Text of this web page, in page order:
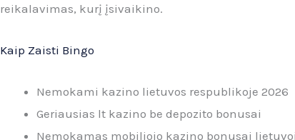
reikalavimas, kurį įsivaikino.
Kaip Zaisti Bingo
Nemokami kazino lietuvos respublikoje 2026
Geriausias lt kazino be depozito bonusai
Nemokamas mobiliojo kazino bonusai